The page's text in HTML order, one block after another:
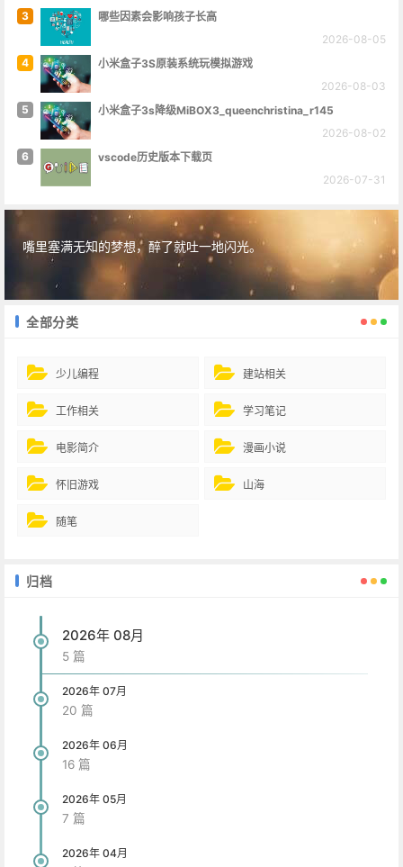
3
哪些因素会影响孩子长高
2026-08-05
4
小米盒子3S原装系统玩模拟游戏
2026-08-03
5
小米盒子3s降级MiBOX3_queenchristina_r145
2026-08-02
6
vscode历史版本下载页
2026-07-31
嘴里塞满无知的梦想，醉了就吐一地闪光。
全部分类
少儿编程 建站相关
工作相关 学习笔记
电影简介 漫画小说
怀旧游戏 山海
随笔
归档
2026年 08月
5 篇
2026年 07月
20 篇
2026年 06月
16 篇
2026年 05月
7 篇
2026年 04月